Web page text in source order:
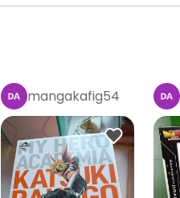
mangakafig54
Pro